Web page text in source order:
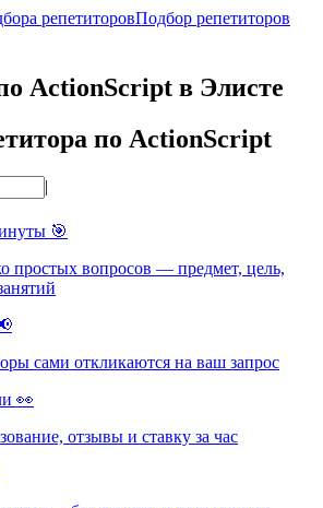
репетиторовПодбор репетиторов
ActionScript в Элисте
по ActionScript
|
🎯
простых вопросов — предмет, цель,
сами откликаются на ваш запрос
👀
отзывы и ставку за час